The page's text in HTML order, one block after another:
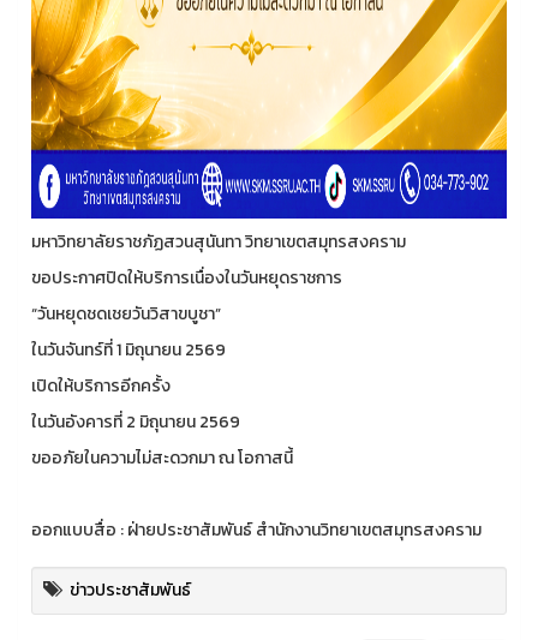
มหาวิทยาลัยราชภัฏสวนสุนันทา วิทยาเขตสมุทรสงคราม
ขอประกาศปิดให้บริการเนื่องในวันหยุดราชการ
“วันหยุดชดเชยวันวิสาขบูชา”
ในวันจันทร์ที่ 1 มิถุนายน 2569
เปิดให้บริการอีกครั้ง
ในวันอังคารที่ 2 มิถุนายน 2569
ขออภัยในความไม่สะดวกมา ณ โอกาสนี้
ออกแบบสื่อ : ฝ่ายประชาสัมพันธ์ สำนักงานวิทยาเขตสมุทรสงคราม
ข่าวประชาสัมพันธ์